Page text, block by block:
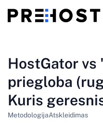
Palyginimai
319
HostGator vs
priegloba
Kuris
MetodologijaAtskleidimas